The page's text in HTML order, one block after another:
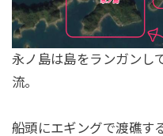
永ノ島は島をランガンし
流。
船頭にエギングで渡礁す